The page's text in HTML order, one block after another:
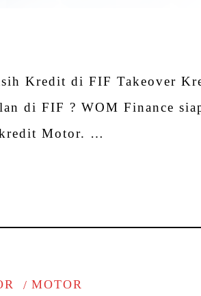
Kredit di FIF Takeover
di FIF ? WOM Finance
kredit Motor. …
MOTOR